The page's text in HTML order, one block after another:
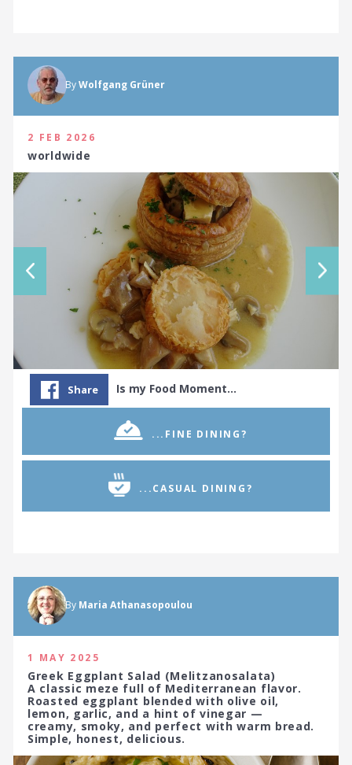
ByWolfgang Grüner
2 FEB 2026
worldwide
Share Is my Food Moment…
...FINE DINING?
...CASUAL DINING?
By Maria Athanasopoulou
1 MAY 2025
Greek Eggplant Salad (Melitzanosalata)
A classic meze full of Mediterranean flavor.
Roasted eggplant blended with olive oil,
lemon, garlic, and a hint of vinegar —
creamy, smoky, and perfect with warm bread.
Simple, honest, delicious.